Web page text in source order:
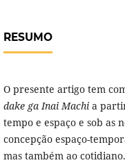
RESUMO
O presente artigo tem
dake ga Inai Machia partir
tempo e espaço e sob as
concepção espaço-
mas também ao